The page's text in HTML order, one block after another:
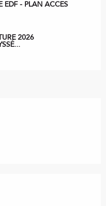
EDF - PLAN ACCES
2026